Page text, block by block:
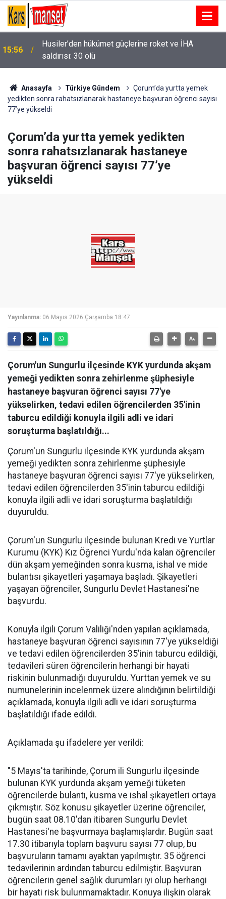
Husiler’den hükümet güçlerine roket ve İHA
saldırısı: 30 ölü
15:55
Erzincan polisinden semt pazarında dolandırıcılık
ve sahte para uyarısı
Anasayfa Türkiye Gündem
Çorum’da yurtta yemek
yedikten sonra rahatsızlanarak hastaneye başvuran öğrenci sayısı
77’ye yükseldi
Çorum’da yurtta yemek yedikten
sonra rahatsızlanarak hastaneye
başvuran öğrenci sayısı 77’ye
yükseldi
Yayınlanma: 06 Mayıs 2026 Çarşamba 18:47
Çorum'un Sungurlu ilçesinde KYK yurdunda akşam
yemeği yedikten sonra zehirlenme şüphesiyle
hastaneye başvuran öğrenci sayısı 77'ye
yükselirken, tedavi edilen öğrencilerden 35'inin
taburcu edildiği konuyla ilgili adli ve idari
soruşturma başlatıldığı...
Çorum'un Sungurlu ilçesinde KYK yurdunda akşam
yemeği yedikten sonra zehirlenme şüphesiyle
hastaneye başvuran öğrenci sayısı 77'ye yükselirken,
tedavi edilen öğrencilerden 35'inin taburcu edildiği
konuyla ilgili adli ve idari soruşturma başlatıldığı
duyuruldu.
Çorum'un Sungurlu ilçesinde bulunan Kredi ve Yurtlar
Kurumu (KYK) Kız Öğrenci Yurdu'nda kalan öğrenciler
dün akşam yemeğinden sonra kusma, ishal ve mide
bulantısı şikayetleri yaşamaya başladı. Şikayetleri
yaşayan öğrenciler, Sungurlu Devlet Hastanesi'ne
başvurdu.
Konuyla ilgili Çorum Valiliği'nden yapılan açıklamada,
hastaneye başvuran öğrenci sayısının 77'ye yükseldiği
ve tedavi edilen öğrencilerden 35'inin taburcu edildiği,
tedavileri süren öğrencilerin herhangi bir hayati
riskinin bulunmadığı duyuruldu. Yurttan yemek ve su
numunelerinin incelenmek üzere alındığının belirtildiği
açıklamada, konuyla ilgili adli ve idari soruşturma
başlatıldığı ifade edildi.
Açıklamada şu ifadelere yer verildi:
"5 Mayıs'ta tarihinde, Çorum ili Sungurlu ilçesinde
bulunan KYK yurdunda akşam yemeği tüketen
öğrencilerde bulantı, kusma ve ishal şikayetleri ortaya
çıkmıştır. Söz konusu şikayetler üzerine öğrenciler,
bugün saat 08.10'dan itibaren Sungurlu Devlet
Hastanesi'ne başvurmaya başlamışlardır. Bugün saat
17.30 itibarıyla toplam başvuru sayısı 77 olup, bu
başvuruların tamamı ayaktan yapılmıştır. 35 öğrenci
tedavilerinin ardından taburcu edilmiştir. Başvuran
öğrencilerin genel sağlık durumları iyi olup herhangi
bir hayati risk bulunmamaktadır. Konuya ilişkin olarak